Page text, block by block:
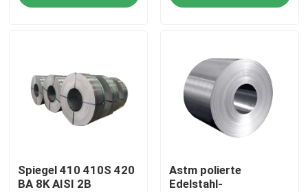
Qualitätskontrolle
Neuigkeiten
Edelstahl-Platten-Blätter
Spiegel 410 410S 420
BA 8K AISI 2B
Astm polierte
Edelstahl-